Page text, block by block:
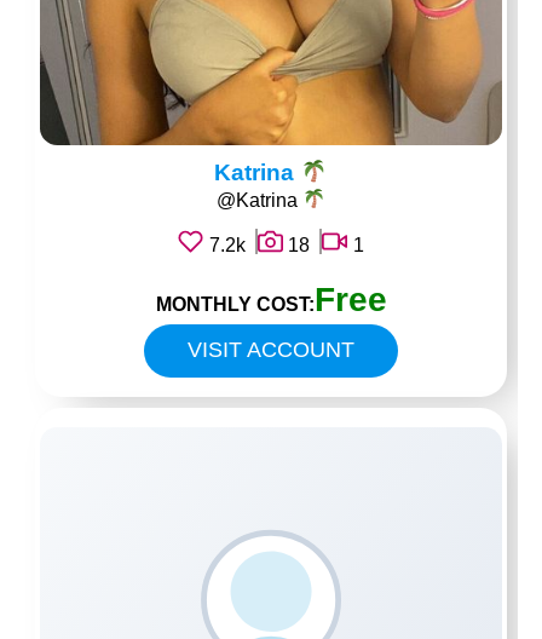
Katrina
@Katrina
7.2k 18 1
VISIT ACCOUNT
MONTHLY COST:Free